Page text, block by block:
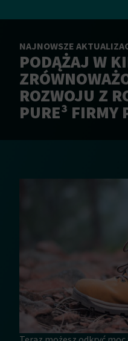
NAJNOWSZE
PODĄŻAJ W
ROZWOJU Z
PURE³ FIRMY